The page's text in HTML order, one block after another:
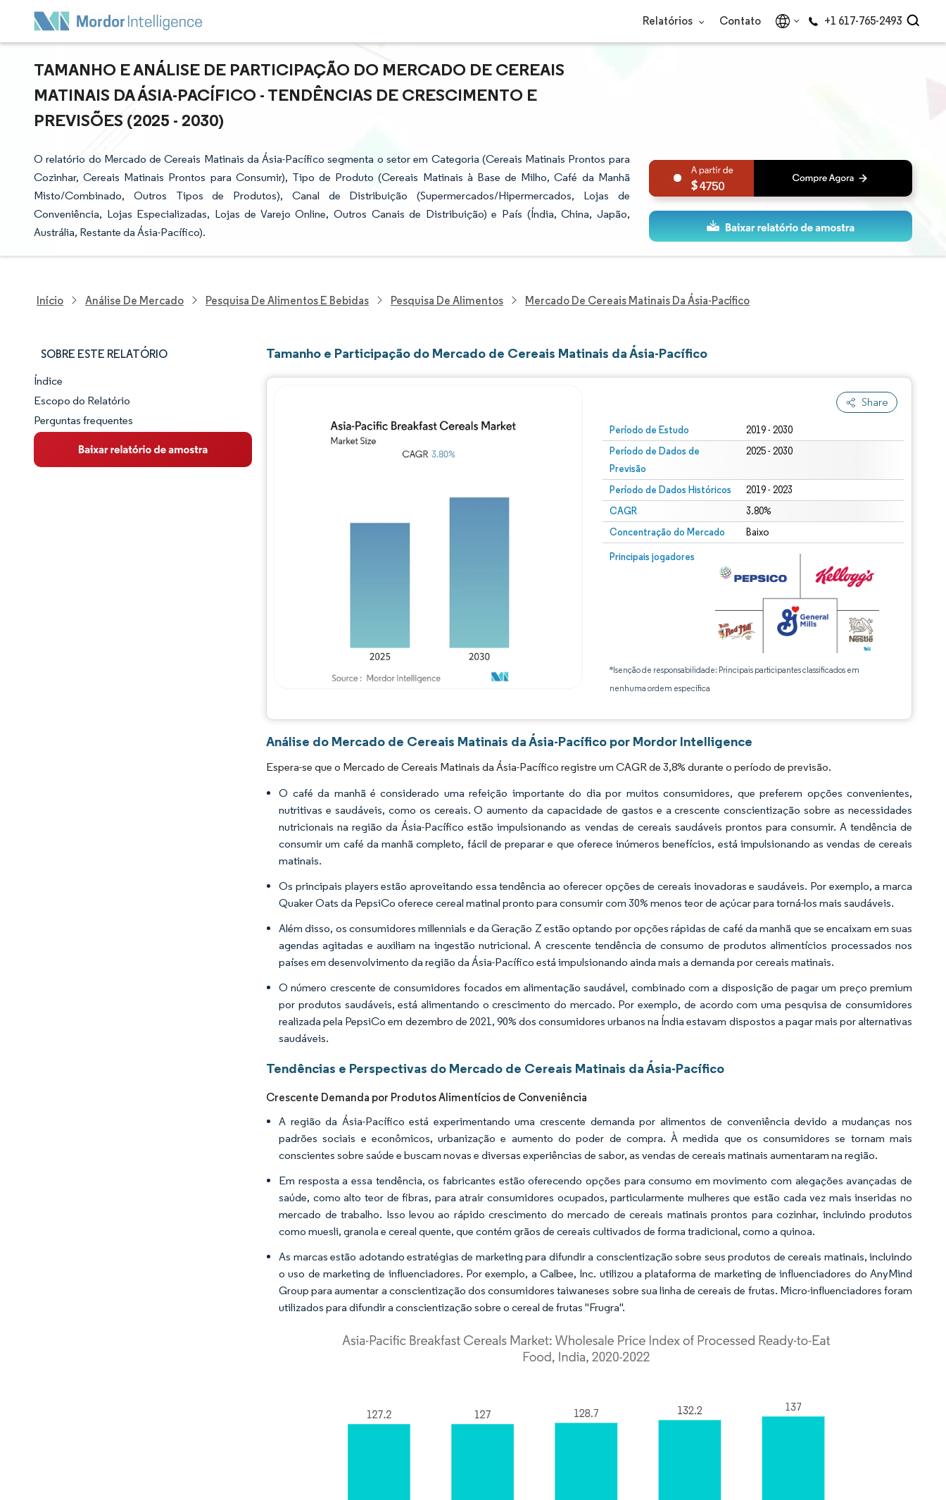
Relatórios Contato +1 617-765-2493
TAMANHO E ANÁLISE DE PARTICIPAÇÃO DO MERCADO DE CEREAIS
MATINAIS DA ÁSIA-PACÍFICO - TENDÊNCIAS DE CRESCIMENTO E
PREVISÕES (2025 - 2030)
O relatório do Mercado de Cereais Matinais da Ásia-Pacífico segmenta o setor em Categoria (Cereais Matinais Prontos para
Cozinhar, Cereais Matinais Prontos para Consumir), Tipo de Produto (Cereais Matinais à Base de Milho, Café da Manhã
Misto/Combinado, Outros Tipos de Produtos), Canal de Distribuição (Supermercados/Hipermercados, Lojas de
Conveniência, Lojas Especializadas, Lojas de Varejo Online, Outros Canais de Distribuição) e País (Índia, China, Japão,
Austrália, Restante da Ásia-Pacífico).
4750
Início Análise De Mercado Pesquisa De Alimentos E Bebidas Pesquisa De Alimentos Mercado De Cereais Matinais Da Ásia-Pacífico
SOBRE ESTE RELATÓRIO
Panorama do Mercado
Visão Geral do Mercado
Principais Tendências de Mercado
Índice
Escopo do Relatório
Perguntas frequentes
Tamanho e Participação do Mercado de Cereais Matinais da Ásia-Pacífico
Share
Período de Estudo 2019 - 2030
Período de Dados de
Previsão
2025 - 2030
Período de Dados Históricos 2019 - 2023
CAGR 3.80%
Concentração do Mercado Baixo
Principais jogadores
*Isenção de responsabilidade: Principais participantes classificados em
nenhuma ordem específica
Análise do Mercado de Cereais Matinais da Ásia-Pacífico por Mordor Intelligence
Espera-se que o Mercado de Cereais Matinais da Ásia-Pacífico registre um CAGR de 3,8% durante o período de previsão.
O café da manhã é considerado uma refeição importante do dia por muitos consumidores, que preferem opções convenientes,
nutritivas e saudáveis, como os cereais. O aumento da capacidade de gastos e a crescente conscientização sobre as necessidades
nutricionais na região da Ásia-Pacífico estão impulsionando as vendas de cereais saudáveis prontos para consumir. A tendência de
consumir um café da manhã completo, fácil de preparar e que oferece inúmeros benefícios, está impulsionando as vendas de cereais
matinais.
Os principais players estão aproveitando essa tendência ao oferecer opções de cereais inovadoras e saudáveis. Por exemplo, a marca
Quaker Oats da PepsiCo oferece cereal matinal pronto para consumir com 30% menos teor de açúcar para torná-los mais saudáveis.
Além disso, os consumidores millennials e da Geração Z estão optando por opções rápidas de café da manhã que se encaixam em suas
agendas agitadas e auxiliam na ingestão nutricional. A crescente tendência de consumo de produtos alimentícios processados nos
países em desenvolvimento da região da Ásia-Pacífico está impulsionando ainda mais a demanda por cereais matinais.
O número crescente de consumidores focados em alimentação saudável, combinado com a disposição de pagar um preço premium
por produtos saudáveis, está alimentando o crescimento do mercado. Por exemplo, de acordo com uma pesquisa de consumidores
realizada pela PepsiCo em dezembro de 2021, 90% dos consumidores urbanos na Índia estavam dispostos a pagar mais por alternativas
saudáveis.
Tendências e Perspectivas do Mercado de Cereais Matinais da Ásia-Pacífico
Crescente Demanda por Produtos Alimentícios de Conveniência
A região da Ásia-Pacífico está experimentando uma crescente demanda por alimentos de conveniência devido a mudanças nos
padrões sociais e econômicos, urbanização e aumento do poder de compra. À medida que os consumidores se tornam mais
conscientes sobre saúde e buscam novas e diversas experiências de sabor, as vendas de cereais matinais aumentaram na região.
Em resposta a essa tendência, os fabricantes estão oferecendo opções para consumo em movimento com alegações avançadas de
saúde, como alto teor de fibras, para atrair consumidores ocupados, particularmente mulheres que estão cada vez mais inseridas no
mercado de trabalho. Isso levou ao rápido crescimento do mercado de cereais matinais prontos para cozinhar, incluindo produtos
como muesli, granola e cereal quente, que contém grãos de cereais cultivados de forma tradicional, como a quinoa.
As marcas estão adotando estratégias de marketing para difundir a conscientização sobre seus produtos de cereais matinais, incluindo
o uso de marketing de influenciadores. Por exemplo, a Calbee, Inc. utilizou a plataforma de marketing de influenciadores do AnyMind
Group para aumentar a conscientização dos consumidores taiwaneses sobre sua linha de cereais de frutas. Micro-influenciadores foram
utilizados para difundir a conscientização sobre o cereal de frutas "Frugra".